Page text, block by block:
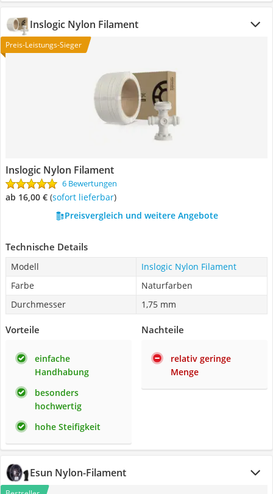
Inslogic Nylon Filament
Preis-Leistungs-Sieger
Inslogic Nylon Filament
6 Bewertungen
ab 16,00 € ( Sofort lieferbar)
Preisvergleich und weitere Angebote
Technische Details
Modell
Inslogic Nylon Filament
Farbe
Naturfarben
Durchmesser
1,75 mm
Vorteile
einfache
Handhabung
besonders
hochwertig
hohe Steifigkeit
Nachteile
relativ geringe
Menge
Esun Nylon-Filament